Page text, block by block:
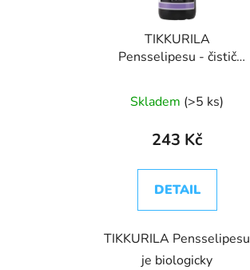
TIKKURILA
Pensselipesu - čistič
Skladem (>5 ks)
243 Kč
DETAIL
TIKKURILA Pensselipesu
je biologicky